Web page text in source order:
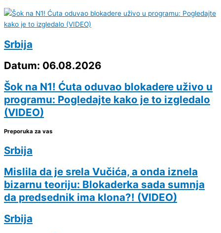
Srbija
Datum: 06.08.2026
Šok na N1! Ćuta oduvao blokadere uživo u
programu: Pogledajte kako je to izgledalo
(VIDEO)
Preporuka za vas
Srbija
Mislila da je srela Vučića, a onda iznela
bizarnu teoriju: Blokaderka sada sumnja
da predsednik ima klona?! (VIDEO)
Srbija